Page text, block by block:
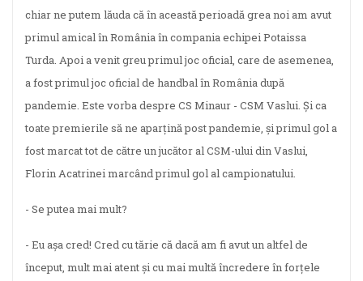
chiar ne putem lăuda că în această perioadă grea noi am avut
primul amical în România în compania echipei Potaissa
Turda. Apoi a venit greu primul joc oficial, care de asemenea,
a fost primul joc oficial de handbal în România după
pandemie. Este vorba despre CS Minaur - CSM Vaslui. Și ca
toate premierile să ne aparțină post pandemie, și primul gol a
fost marcat tot de către un jucător al CSM-ului din Vaslui,
Florin Acatrinei marcând primul gol al campionatului.
- Se putea mai mult?
- Eu așa cred! Cred cu tărie că dacă am fi avut un altfel de
început, mult mai atent și cu mai multă încredere în forțele